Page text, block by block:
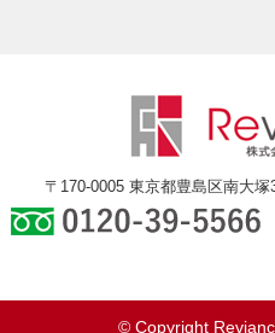
〒170-0005 東京都豊島区南大
© Copyright